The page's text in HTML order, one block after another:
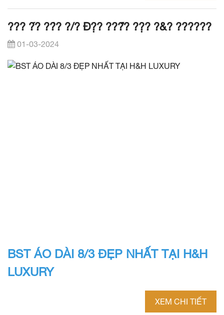
??? ?́? ??̀? ?/? Đ?̣? ???̂́? ??̣? ?&? ??????
01-03-2024
BST ÁO DÀI 8/3 ĐẸP NHẤT TẠI H&H
LUXURY
XEM CHI TIẾT